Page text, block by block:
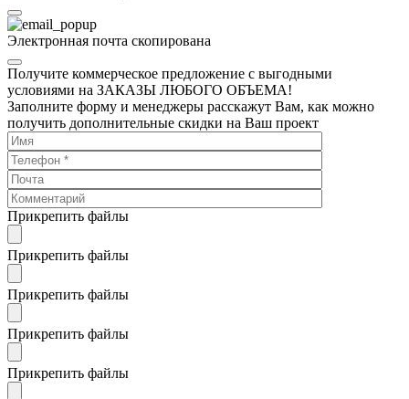
Электронная почта скопирована
Получите коммерческое предложение с выгодными
условиями на ЗАКАЗЫ ЛЮБОГО ОБЪЕМА!
Заполните форму и менеджеры расскажут Вам, как можно
получить дополнительные скидки на Ваш проект
Прикрепить файлы
Прикрепить файлы
Прикрепить файлы
Прикрепить файлы
Прикрепить файлы